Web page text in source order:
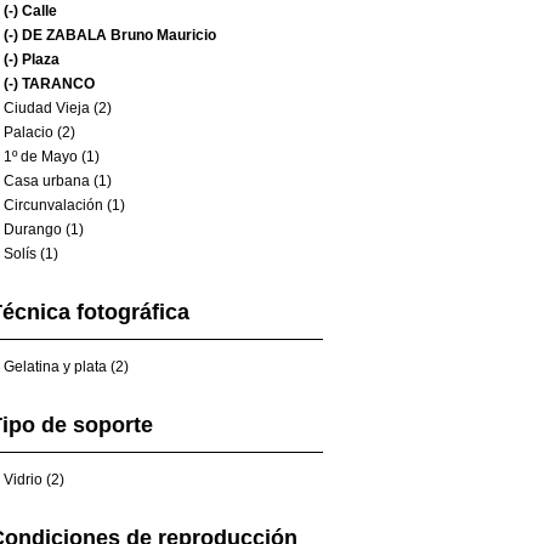
(-) Calle
(-) DE ZABALA Bruno Mauricio
(-) Plaza
(-) TARANCO
Ciudad Vieja (2)
Palacio (2)
1º de Mayo (1)
Casa urbana (1)
Circunvalación (1)
Durango (1)
Solís (1)
fotográfica
Gelatina y plata (2)
de soporte
Vidrio (2)
de reproducción